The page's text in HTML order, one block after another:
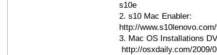
s10e
2. s10 Mac Enabler:
http://
3. Mac OS Installations
http://osxdaily.com/2009/